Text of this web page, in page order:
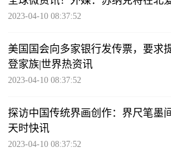
2023-04-10 08:37:52
美国国会向多家银行发传票，要求
登家族|世界热资讯
2023-04-10 08:37:52
探访中国传统界画创作：界尺笔墨
天时快讯
2023-04-10 08:37:52